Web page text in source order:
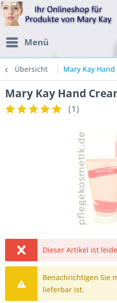
Menü
Übersicht Mary Kay
Mary Kay Hand
(1)
Dieser Artikel ist
Benachrichtigen Sie
lieferbar ist.